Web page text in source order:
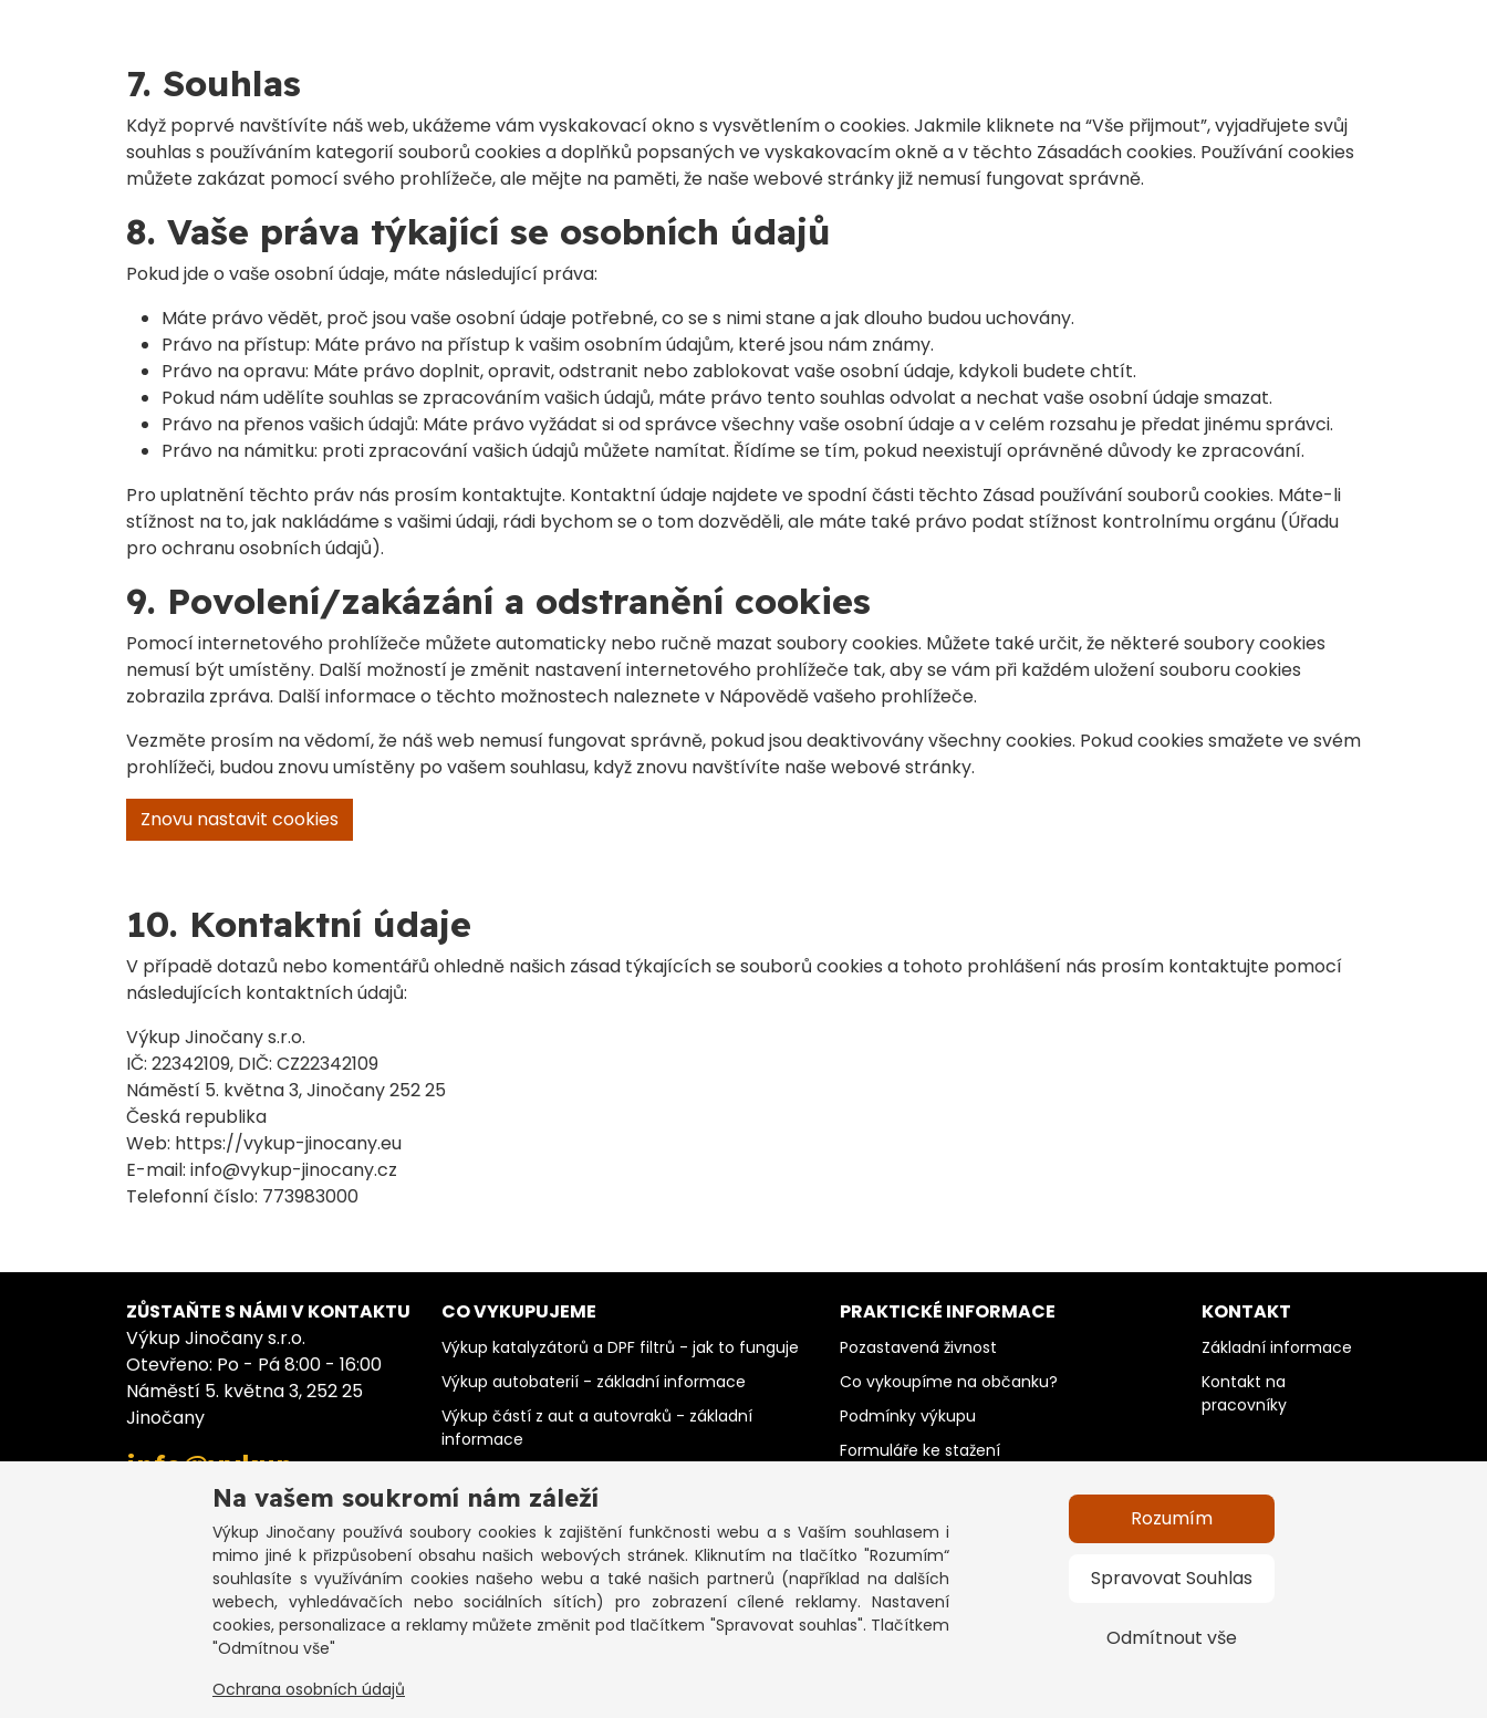
7. Souhlas
Když poprvé navštívíte náš web, ukážeme vám vyskakovací okno s vysvětlením o cookies. Jakmile kliknete na “Vše přijmout”, vyjadřujete svůj
souhlas s používáním kategorií souborů cookies a doplňků popsaných ve vyskakovacím okně a v těchto Zásadách cookies. Používání cookies
můžete zakázat pomocí svého prohlížeče, ale mějte na paměti, že naše webové stránky již nemusí fungovat správně.
8. Vaše práva týkající se osobních údajů
Pokud jde o vaše osobní údaje, máte následující práva:
Máte právo vědět, proč jsou vaše osobní údaje potřebné, co se s nimi stane a jak dlouho budou uchovány.
Právo na přístup: Máte právo na přístup k vašim osobním údajům, které jsou nám známy.
Právo na opravu: Máte právo doplnit, opravit, odstranit nebo zablokovat vaše osobní údaje, kdykoli budete chtít.
Pokud nám udělíte souhlas se zpracováním vašich údajů, máte právo tento souhlas odvolat a nechat vaše osobní údaje smazat.
Právo na přenos vašich údajů: Máte právo vyžádat si od správce všechny vaše osobní údaje a v celém rozsahu je předat jinému správci.
Právo na námitku: proti zpracování vašich údajů můžete namítat. Řídíme se tím, pokud neexistují oprávněné důvody ke zpracování.
Pro uplatnění těchto práv nás prosím kontaktujte. Kontaktní údaje najdete ve spodní části těchto Zásad používání souborů cookies. Máte-li
stížnost na to, jak nakládáme s vašimi údaji, rádi bychom se o tom dozvěděli, ale máte také právo podat stížnost kontrolnímu orgánu (Úřadu
pro ochranu osobních údajů).
9. Povolení/zakázání a odstranění cookies
Pomocí internetového prohlížeče můžete automaticky nebo ručně mazat soubory cookies. Můžete také určit, že některé soubory cookies
nemusí být umístěny. Další možností je změnit nastavení internetového prohlížeče tak, aby se vám při každém uložení souboru cookies
zobrazila zpráva. Další informace o těchto možnostech naleznete v Nápovědě vašeho prohlížeče.
Vezměte prosím na vědomí, že náš web nemusí fungovat správně, pokud jsou deaktivovány všechny cookies. Pokud cookies smažete ve svém
prohlížeči, budou znovu umístěny po vašem souhlasu, když znovu navštívíte naše webové stránky.
Znovu nastavit cookies
10. Kontaktní údaje
V případě dotazů nebo komentářů ohledně našich zásad týkajících se souborů cookies a tohoto prohlášení nás prosím kontaktujte pomocí
následujících kontaktních údajů:
Výkup Jinočany s.r.o.
IČ: 22342109, DIČ: CZ22342109
Náměstí 5. května 3, Jinočany 252 25
Česká republika
Web: https://vykup-jinocany.eu
E-mail: info@vykup-jinocany.cz
Telefonní číslo: 773983000
ZŮSTAŇTE S NÁMI V KONTAKTU
Výkup Jinočany s.r.o.
Otevřeno: Po - Pá 8:00 - 16:00
Náměstí 5. května 3, 252 25
Jinočany
info@vykup-
jinocany.cz
+420 773 983 000
CO VYKUPUJEME
Výkup katalyzátorů a DPF filtrů - jak to funguje
Výkup autobaterií - základní informace
Výkup částí z aut a autovraků - základní
informace
Výkup PC šrotu a mobilů - základní informace
Výkup papíru - základní informace
Výkup elektromotorů - základní informace
PRAKTICKÉ INFORMACE
Pozastavená živnost
Co vykoupíme na občanku?
Podmínky výkupu
Formuláře ke stažení
Ochrana osobních údajů a informace
cookies
KONTAKT
Základní informace
Kontakt na
pracovníky
Na vašem soukromí nám záleží
Výkup Jinočany používá soubory cookies k zajištění funkčnosti webu a s Vaším souhlasem i
mimo jiné k přizpůsobení obsahu našich webových stránek. Kliknutím na tlačítko "Rozumím“
souhlasíte s využíváním cookies našeho webu a také našich partnerů (například na dalších
webech, vyhledávačích nebo sociálních sítích) pro zobrazení cílené reklamy. Nastavení
cookies, personalizace a reklamy můžete změnit pod tlačítkem "Spravovat souhlas". Tlačítkem
"Odmítnou vše"
Ochrana osobních údajů
Rozumím
Spravovat Souhlas
Odmítnout vše